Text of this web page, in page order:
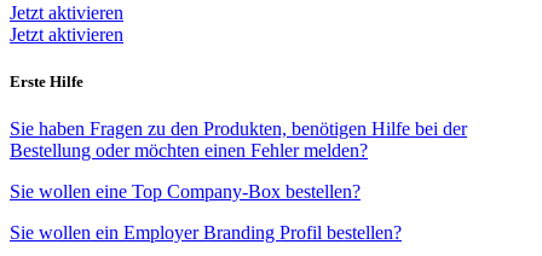
Jetzt aktivieren
Jetzt aktivieren
Erste Hilfe
Sie haben Fragen zu den Produkten, benötigen Hilfe bei der
Bestellung oder möchten einen Fehler melden?
Sie wollen eine Top Company-Box bestellen?
Sie wollen ein Employer Branding Profil bestellen?